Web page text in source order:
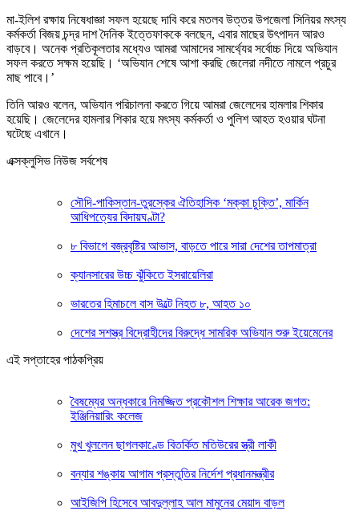
মা-ইলিশ রক্ষায় নিষেধাজ্ঞা সফল হয়েছে দাবি করে মতলব উত্তর উপজেলা সিনিয়র মৎস্য
কর্মকর্তা বিজয় চন্দ্র দাশ দৈনিক ইত্তেফাককে বলছেন, এবার মাছের উৎপাদন আরও
বাড়বে। অনেক প্রতিকূলতার মধ্যেও আমরা আমাদের সামর্থ্যের সর্বোচ্চ দিয়ে অভিযান
সফল করতে সক্ষম হয়েছি। ‘অভিযান শেষে আশা করছি জেলেরা নদীতে নামলে প্রচুর
মাছ পাবে।’
তিনি আরও বলেন, অভিযান পরিচালনা করতে গিয়ে আমরা জেলেদের হামলার শিকার
হয়েছি। জেলেদের হামলার শিকার হয়ে মৎস্য কর্মকর্তা ও পুলিশ আহত হওয়ার ঘটনা
ঘটেছে এখানে।
এক্সক্লুসিভ নিউজ সর্বশেষ
সৌদি-পাকিস্তান-তুরস্কের ঐতিহাসিক ‘মক্কা চুক্তি’, মার্কিন
আধিপত্যের বিদায়ঘণ্টা?
৮ বিভাগে বজ্রবৃষ্টির আভাস, বাড়তে পারে সারা দেশের তাপমাত্রা
ক্যানসারের উচ্চ ঝুঁকিতে ইসরায়েলিরা
ভারতের হিমাচলে বাস উল্টে নিহত ৮, আহত ১০
দেশের সশস্ত্র বিদ্রোহীদের বিরুদ্ধে সামরিক অভিযান শুরু ইয়েমেনের
এই সপ্তাহের পাঠকপ্রিয়
বৈষম্যের অন্ধকারে নিমজ্জিত প্রকৌশল শিক্ষার আরেক জগত:
ইঞ্জিনিয়ারিং কলেজ
মুখ খুললেন ছাগলকাণ্ডে বিতর্কিত মতিউরের স্ত্রী লাকী
বন্যার শঙ্কায় আগাম প্রস্তুতির নির্দেশ প্রধানমন্ত্রীর
আইজিপি হিসেবে আবদুল্লাহ আল মামুনের মেয়াদ বাড়ল